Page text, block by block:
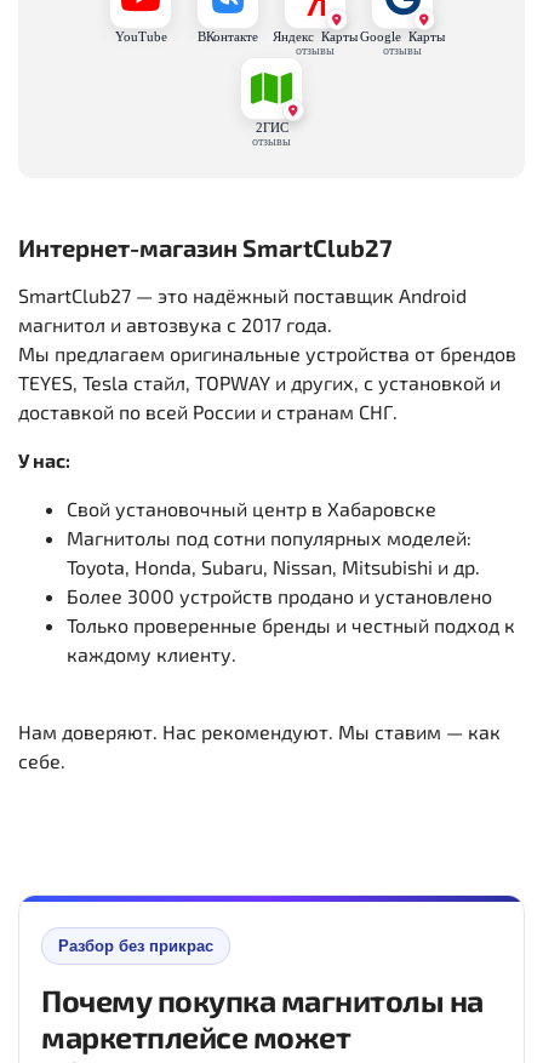
YouTube ВКонтакте Яндекс Карты
отзывы
Google Карты
отзывы
2ГИС
отзывы
Интернет-магазин SmartClub27
SmartClub27 — это надёжный поставщик Android
магнитол и автозвука с 2017 года.
Мы предлагаем оригинальные устройства от брендов
TEYES, Tesla стайл, TOPWAY и других, с установкой и
доставкой по всей России и странам СНГ.
У нас:
Свой установочный центр в Хабаровске
Магнитолы под сотни популярных моделей:
Toyota, Honda, Subaru, Nissan, Mitsubishi и др.
Более 3000 устройств продано и установлено
Только проверенные бренды и честный подход к
каждому клиенту.
Нам доверяют. Нас рекомендуют. Мы ставим — как
себе.
Разбор без прикрас
Почему покупка магнитолы на
маркетплейсе может